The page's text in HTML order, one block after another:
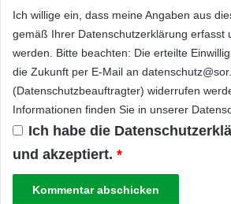
Ich willige ein, dass meine Angaben aus
gemäß Ihrer Datenschutzerklärung erfasst
werden. Bitte beachten: Die erteilte
die Zukunft per E-Mail an
(Datenschutzbeauftragter) widerrufen
Informationen finden Sie in unserer
Ich habe die
und akzeptiert. *